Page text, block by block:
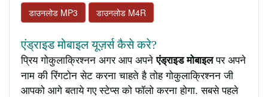
डाउनलोड MP3 डाउनलोड M4R
एंड्राइड मोबाइल यूज़र्स कैसे करे?
प्रिय गोकुलाक्रिश्नन अगर आप अपनेएंड्राइड मोबाइलपर अपने
नाम की रिंगटोन सेट करना चाहते है तोह गोकुलाक्रिश्नन जी
आपको आगे बताये गए स्टेप्स को फॉलो करना होगा. सबसे पहले